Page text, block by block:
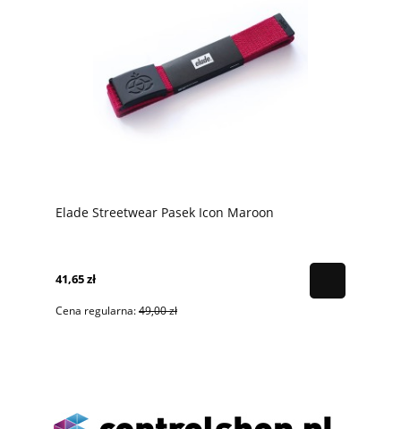
Elade Streetwear Pasek Icon Maroon
41,65 zł
Cena regularna:49,00 zł